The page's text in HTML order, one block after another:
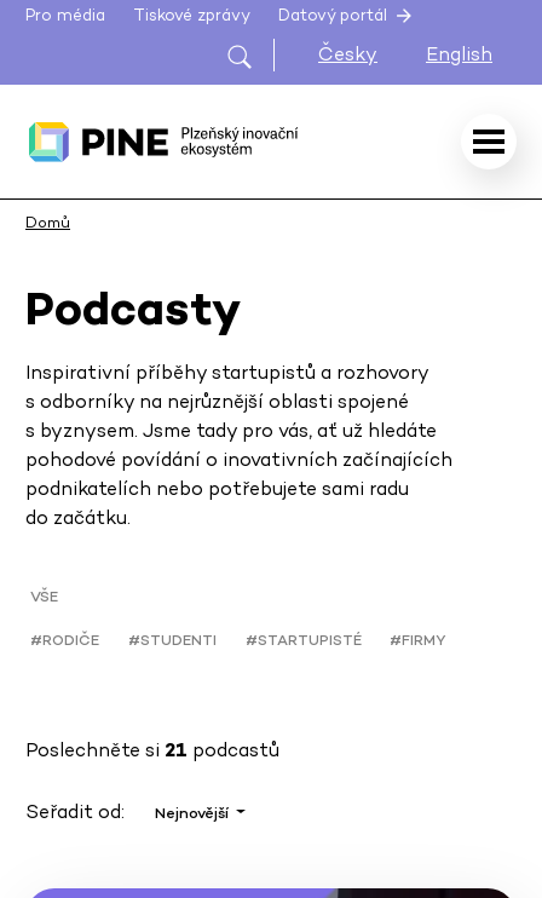
Pro média Tiskové zprávy Datový portál
Česky English
Domů
Podcasty
Inspirativní příběhy startupistů a rozhovory
s odborníky na nejrůznější oblasti spojené
s byznysem. Jsme tady pro vás, ať už hledáte
pohodové povídání o inovativních začínajících
podnikatelích nebo potřebujete sami radu
do začátku.
VŠE
#RODIČE #STUDENTI #STARTUPISTÉ #FIRMY
Poslechněte si 21 podcastů
Seřadit od: Nejnovější